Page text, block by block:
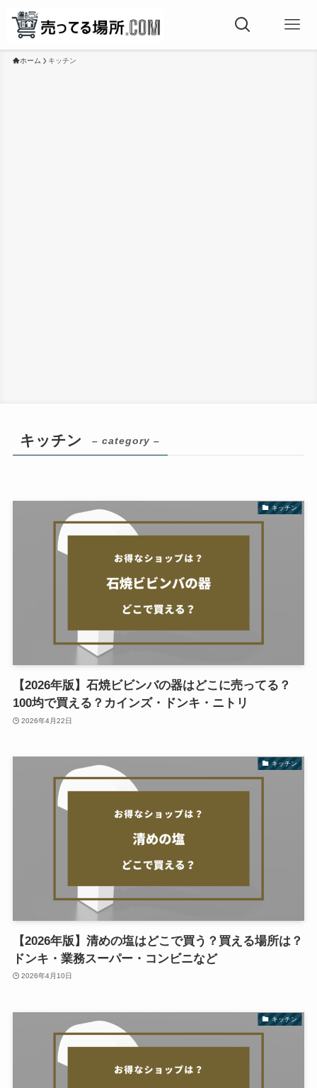
ホーム キッチン
キッチン – category –
キッチン
【2026年版】石焼ビビンバの器はどこに売ってる？
100均で買える？カインズ・ドンキ・ニトリ
2026年4月22日
キッチン
【2026年版】清めの塩はどこで買う？買える場所は？
ドンキ・業務スーパー・コンビニなど
2026年4月10日
キッチン